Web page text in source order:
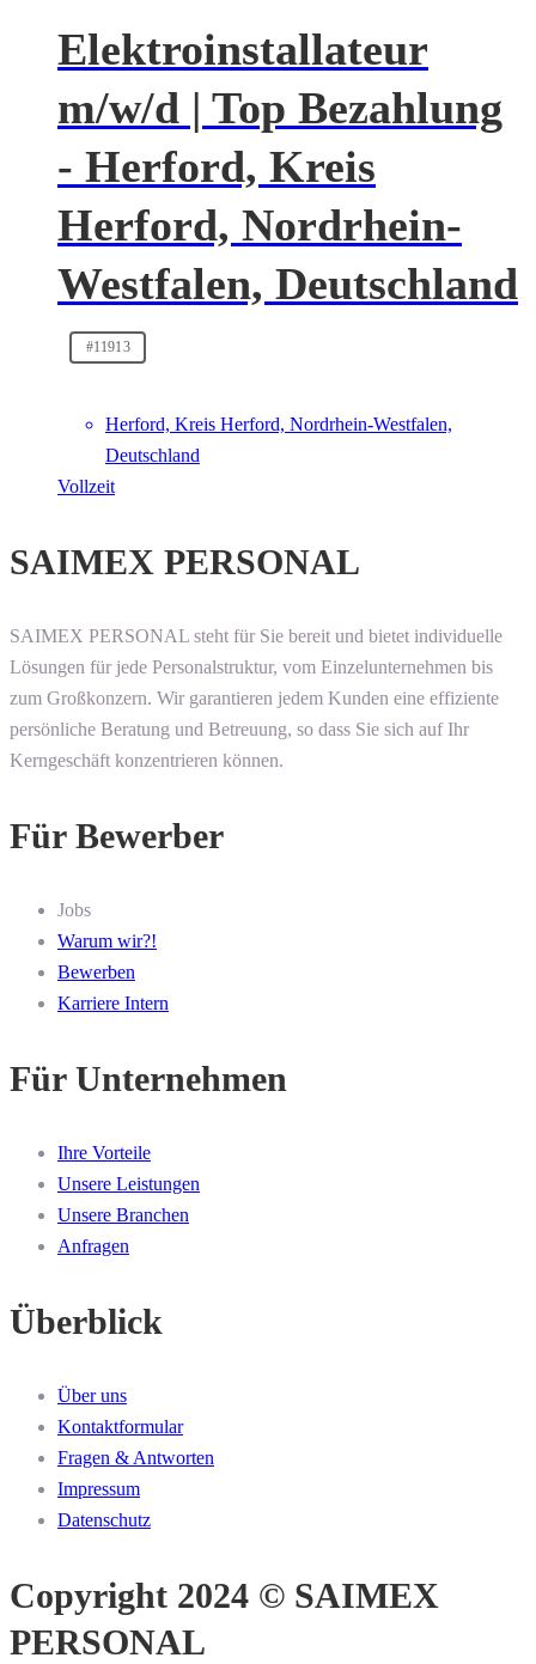
Elektroinstallateur
m/w/d | Top Bezahlung
- Herford, Kreis
Herford, Nordrhein-
Westfalen, Deutschland
#11913
Herford, Kreis Herford, Nordrhein-Westfalen,
Deutschland
Vollzeit
SAIMEX PERSONAL
SAIMEX PERSONAL steht für Sie bereit und bietet individuelle
Lösungen für jede Personalstruktur, vom Einzelunternehmen bis
zum Großkonzern. Wir garantieren jedem Kunden eine effiziente
persönliche Beratung und Betreuung, so dass Sie sich auf Ihr
Kerngeschäft konzentrieren können.
Für Bewerber
Jobs
Warum wir?!
Bewerben
Karriere Intern
Für Unternehmen
Ihre Vorteile
Unsere Leistungen
Unsere Branchen
Anfragen
Überblick
Über uns
Kontaktformular
Fragen & Antworten
Impressum
Datenschutz
Copyright 2024 © SAIMEX
PERSONAL